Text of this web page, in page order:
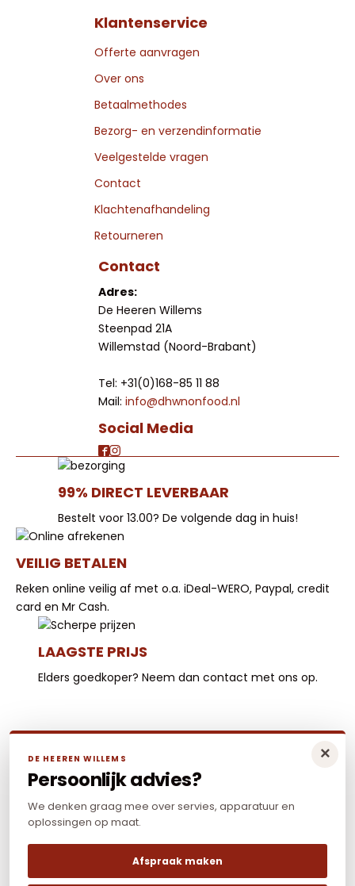
Klantenservice
Offerte aanvragen
Over ons
Betaalmethodes
Bezorg- en verzendinformatie
Veelgestelde vragen
Contact
Klachtenafhandeling
Retourneren
Contact
Adres:
De Heeren Willems
Steenpad 21A
Willemstad (Noord-Brabant)
Tel: +31(0)168-85 11 88
Mail: info@dhwnonfood.nl
Social Media
99% DIRECT LEVERBAAR
Bestelt voor 13.00? De volgende dag in huis!
VEILIG BETALEN
Reken online veilig af met o.a. iDeal-WERO, Paypal, credit
card en Mr Cash.
LAAGSTE PRIJS
Elders goedkoper? Neem dan contact met ons op.
Algemene voorwaarden
×
DE HEEREN WILLEMS
Persoonlijk advies?
We denken graag mee over servies, apparatuur en
oplossingen op maat.
Afspraak maken